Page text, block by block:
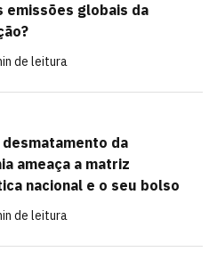
emissões globais da
de leitura
desmatamento da
ameaça a matriz
nacional e o seu bolso
de leitura